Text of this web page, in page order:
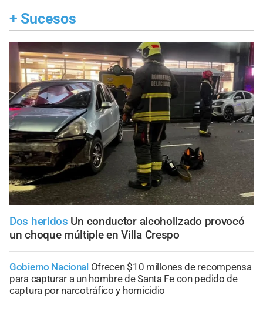
+ Sucesos
Dos heridos Un conductor alcoholizado provocó
un choque múltiple en Villa Crespo
Gobierno Nacional Ofrecen $10 millones de recompensa
para capturar a un hombre de Santa Fe con pedido de
captura por narcotráfico y homicidio